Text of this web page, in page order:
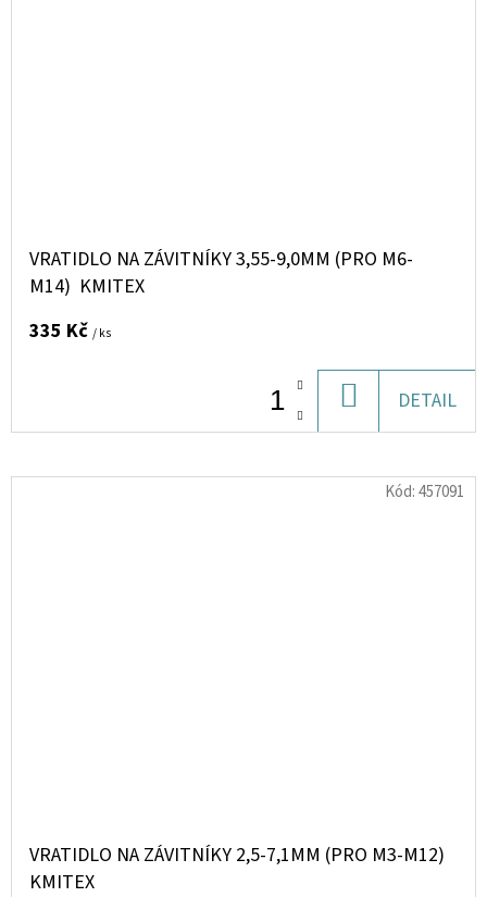
VRATIDLO NA ZÁVITNÍKY 3,55-9,0MM (PRO M6-
M14) KMITEX
335 Kč / ks
KOŠÍKU
DETAIL
VRATIDLO NA ZÁVITNÍKY 2,5-7,1MM (PRO M3-M12)
KMITEX
Kód:457091